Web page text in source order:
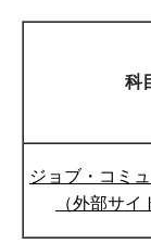
科
ジョブ・コミ
（外部サイ